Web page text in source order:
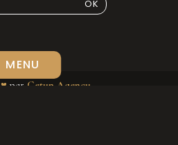
♥ par Getup Agency